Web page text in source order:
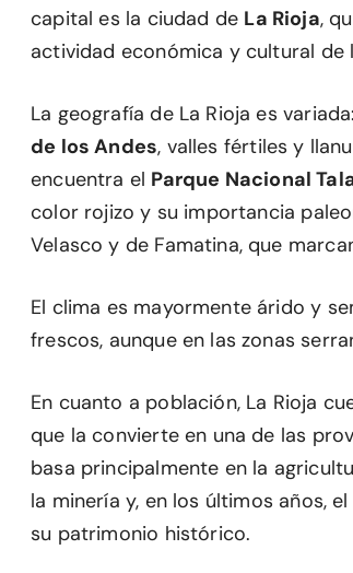
capital es la ciudad de La Rioja,
actividad económica y cultural de
La geografía de La Rioja es
de los Andes, valles fértiles y
encuentra el Parque Nacional
color rojizo y su importancia
Velasco y de Famatina, que
El clima es mayormente árido y
frescos, aunque en las zonas
En cuanto a población, La Rioja
que la convierte en una de las
basa principalmente en la
la minería y, en los últimos años,
su patrimonio histórico.